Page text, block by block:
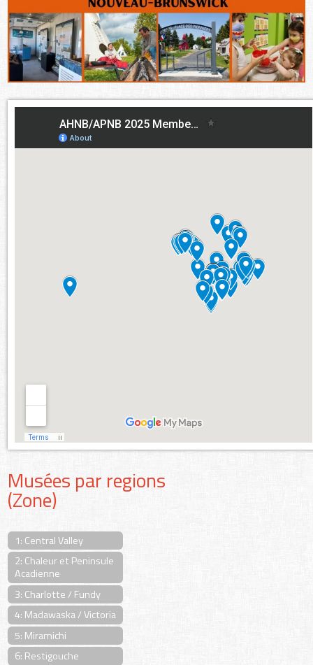
Musées par regions
(Zone)
1: Central Valley
2: Chaleur et Peninsule
Acadienne
3: Charlotte / Fundy
4: Madawaska / Victoria
5: Miramichi
6: Restigouche